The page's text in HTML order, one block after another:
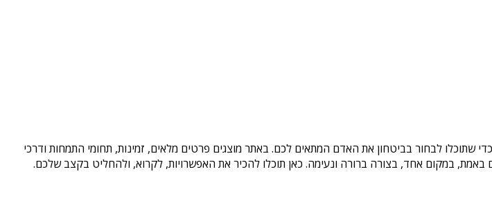
שתוכלו לבחור בביטחון את האדם המתאים לכם. באתר מוצגים פרטים מלאים, זמינות, תחומי התמחות ודרכי
במקום אחד, בצורה ברורה ונעימה. כאן תוכלו להכיר את האפשרויות, לקרוא, ולהחליט בקצב שלכם.